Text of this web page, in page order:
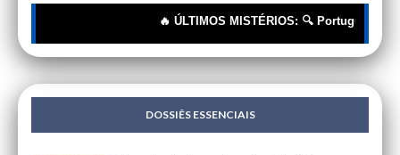
🔥 ÚLTIMOS MISTÉRIOS: 🔍 Portugueses: A
DOSSIÊS ESSENCIAIS